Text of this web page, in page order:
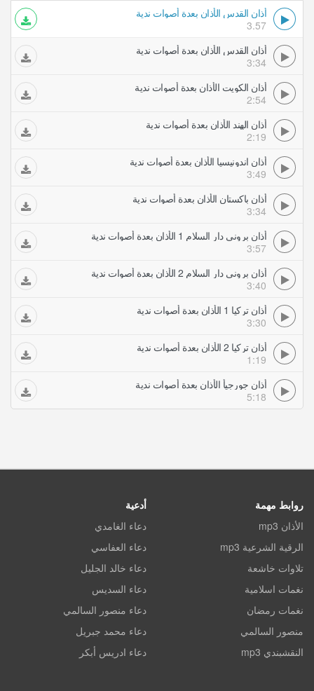
أذان القدس الأذان بعدة أصوات ندية
3.57
أذان القدس الأذان بعدة أصوات ندية
3:34
أذان الكويت الأذان بعدة أصوات ندية
2:54
أذان الهند الأذان بعدة أصوات ندية
2:19
أذان اندونيسيا الأذان بعدة أصوات ندية
3:49
أذان باكستان الأذان بعدة أصوات ندية
3:34
أذان بروني دار السلام 1 الأذان بعدة أصوات ندية
3:57
أذان بروني دار السلام 2 الأذان بعدة أصوات ندية
3:40
أذان تركيا 1 الأذان بعدة أصوات ندية
3:30
أذان تركيا 2 الأذان بعدة أصوات ندية
1:19
أذان جورجيأ الأذان بعدة أصوات ندية
5:18
روابط مهمة
الأذان mp3
الرقية الشرعية mp3
تلاوات خاشعة
نغمات اسلامية
نغمات رمضان
منصور السالمي
النقشبندي mp3
أدعية
دعاء الغامدي
دعاء العفاسي
دعاء خالد الجليل
دعاء السديس
دعاء منصور السالمي
دعاء محمد جبريل
دعاء ادريس أبكر